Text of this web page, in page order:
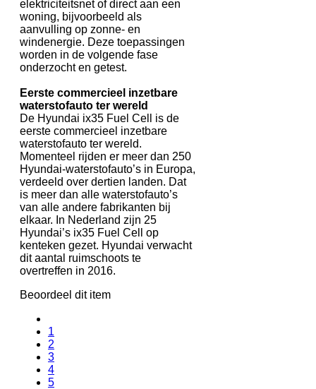
elektriciteitsnet of direct aan een
woning, bijvoorbeeld als
aanvulling op zonne- en
windenergie. Deze toepassingen
worden in de volgende fase
onderzocht en getest.
Eerste commercieel inzetbare
waterstofauto ter wereld
De Hyundai ix35 Fuel Cell is de
eerste commercieel inzetbare
waterstofauto ter wereld.
Momenteel rijden er meer dan 250
Hyundai-waterstofauto’s in Europa,
verdeeld over dertien landen. Dat
is meer dan alle waterstofauto’s
van alle andere fabrikanten bij
elkaar. In Nederland zijn 25
Hyundai’s ix35 Fuel Cell op
kenteken gezet. Hyundai verwacht
dit aantal ruimschoots te
overtreffen in 2016.
Beoordeel dit item
1
2
3
4
5